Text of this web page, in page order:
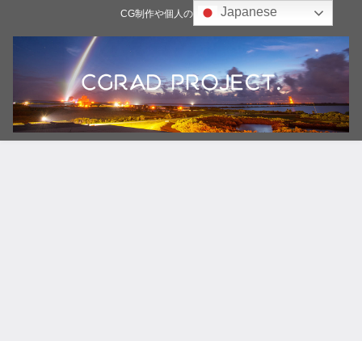
CG制作や個人の雑記ブログJapanese